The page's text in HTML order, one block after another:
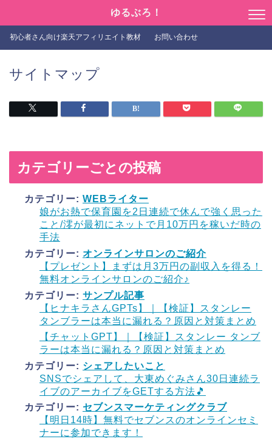
ゆるぶろ！
初心者さん向け楽天アフィリエイト教材 お問い合わせ
サイトマップ
カテゴリーごとの投稿
カテゴリー: WEBライター
娘がお熱で保育園を2日連続で休んで強く思った
こと/澪が最初にネットで月10万円を稼いだ時の
手法
カテゴリー: オンラインサロンのご紹介
【プレゼント】まずは月3万円の副収入を得る！
無料オンラインサロンのご紹介♪
カテゴリー: サンプル記事
【ヒナキラさんGPTs】｜【検証】スタンレー
タンブラーは本当に漏れる？原因と対策まとめ
【チャットGPT】｜【検証】スタンレー タンブ
ラーは本当に漏れる？原因と対策まとめ
カテゴリー: シェアしたいこと
SNSでシェアして、大東めぐみさん30日連続ラ
イブのアーカイブをGETする方法🎵
カテゴリー: セブンスマーケティングクラブ
【明日14時】無料でセブンスのオンラインセミ
ナーに参加できます！